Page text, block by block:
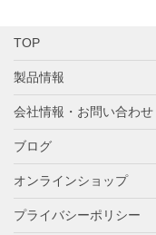
TOP
製品情報
会社情報・お問い合わせ
ブログ
オンラインショップ
プライバシーポリシー